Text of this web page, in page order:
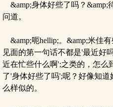
&amp;身体好些了吗？&amp;
问道。
&amp;呃hellip;。&amp;米佳
见面的第一句话不都是'最近好
近在忙些什么啊';之类的，怎么
了'身体好些了吗';呢？好像知
么样似的。